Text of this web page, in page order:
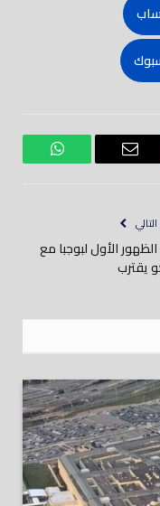
بريد
واتساب
الأول لبوجبا مع
يقترب